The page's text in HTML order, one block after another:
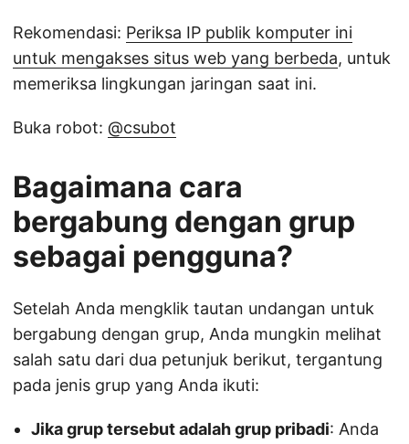
Rekomendasi: Periksa IP publik komputer ini
untuk mengakses situs web yang berbeda, untuk
memeriksa lingkungan jaringan saat ini.
Buka robot: @csubot
Bagaimana cara
bergabung dengan grup
sebagai pengguna?
Setelah Anda mengklik tautan undangan untuk
bergabung dengan grup, Anda mungkin melihat
salah satu dari dua petunjuk berikut, tergantung
pada jenis grup yang Anda ikuti:
Jika grup tersebut adalah grup pribadi: Anda